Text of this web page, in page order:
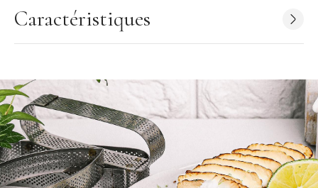
Caractéristiques